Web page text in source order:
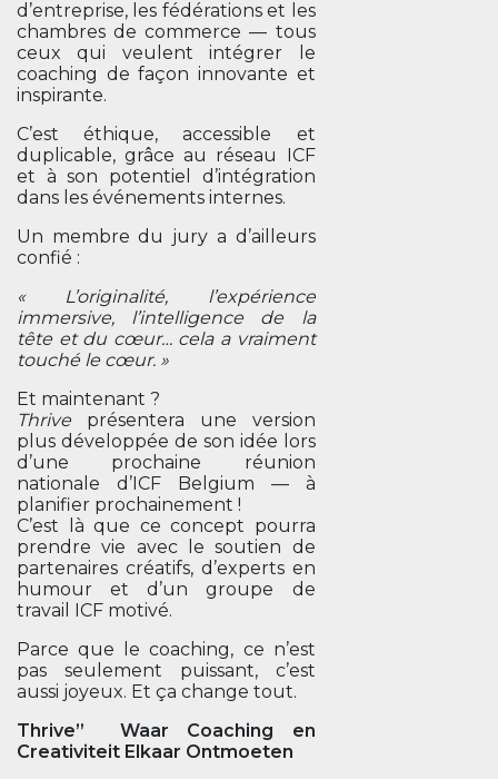
d’entreprise, les fédérations et les
chambres de commerce — tous
ceux qui veulent intégrer le
coaching de façon innovante et
inspirante.
C’est éthique, accessible et
duplicable, grâce au réseau ICF
et à son potentiel d’intégration
dans les événements internes.
Un membre du jury a d’ailleurs
confié :
« L’originalité, l’expérience
immersive, l’intelligence de la
tête et du cœur… cela a vraiment
touché le cœur. »
Et maintenant ?
Thrive présentera une version
plus développée de son idée lors
d’une prochaine réunion
nationale d’ICF Belgium — à
planifier prochainement !
C’est là que ce concept pourra
prendre vie avec le soutien de
partenaires créatifs, d’experts en
humour et d’un groupe de
travail ICF motivé.
Parce que le coaching, ce n’est
pas seulement puissant, c’est
aussi joyeux. Et ça change tout.
Thrive” Waar Coaching en
Creativiteit Elkaar Ontmoeten